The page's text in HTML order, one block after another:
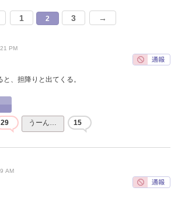
1 2 3 →
PM
、担降りと出てくる。
29 うーん… 15
AM